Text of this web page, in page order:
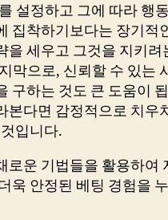
설정하고 그에 따라 행
집착하기보다는 장기적
을 세우고 그것을 지키려
막으로, 신뢰할 수 있는
구하는 것도 큰 도움이
본다면 감정적으로 치우
입니다.
로운 기법들을 활용하여
욱 안정된 베팅 경험을